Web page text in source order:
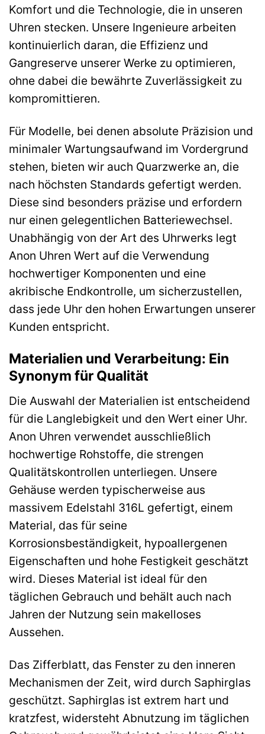
Komfort und die Technologie, die in unseren
Uhren stecken. Unsere Ingenieure arbeiten
kontinuierlich daran, die Effizienz und
Gangreserve unserer Werke zu optimieren,
ohne dabei die bewährte Zuverlässigkeit zu
kompromittieren.
Für Modelle, bei denen absolute Präzision und
minimaler Wartungsaufwand im Vordergrund
stehen, bieten wir auch Quarzwerke an, die
nach höchsten Standards gefertigt werden.
Diese sind besonders präzise und erfordern
nur einen gelegentlichen Batteriewechsel.
Unabhängig von der Art des Uhrwerks legt
Anon Uhren Wert auf die Verwendung
hochwertiger Komponenten und eine
akribische Endkontrolle, um sicherzustellen,
dass jede Uhr den hohen Erwartungen unserer
Kunden entspricht.
Materialien und Verarbeitung: Ein
Synonym für Qualität
Die Auswahl der Materialien ist entscheidend
für die Langlebigkeit und den Wert einer Uhr.
Anon Uhren verwendet ausschließlich
hochwertige Rohstoffe, die strengen
Qualitätskontrollen unterliegen. Unsere
Gehäuse werden typischerweise aus
massivem Edelstahl 316L gefertigt, einem
Material, das für seine
Korrosionsbeständigkeit, hypoallergenen
Eigenschaften und hohe Festigkeit geschätzt
wird. Dieses Material ist ideal für den
täglichen Gebrauch und behält auch nach
Jahren der Nutzung sein makelloses
Aussehen.
Das Zifferblatt, das Fenster zu den inneren
Mechanismen der Zeit, wird durch Saphirglas
geschützt. Saphirglas ist extrem hart und
kratzfest, widersteht Abnutzung im täglichen